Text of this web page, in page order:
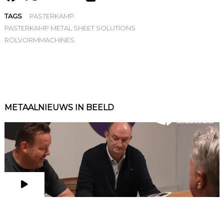
TAGS
PASTERKAMP
PASTERKAMP METAL SHEET SOLUTIONS
ROLVORMMACHINES
METAALNIEUWS IN BEELD